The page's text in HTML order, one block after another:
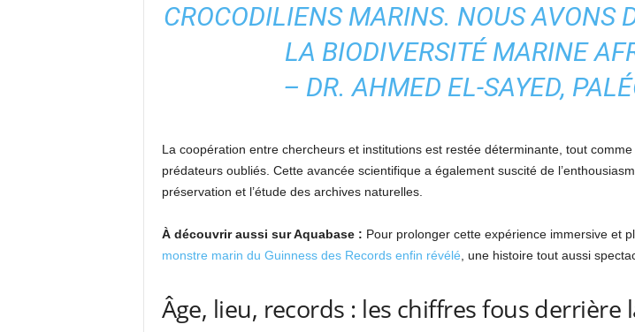
CROCODILIENS MARINS. NOUS AVONS
LA BIODIVERSITÉ MARINE
– DR. AHMED EL-SAYED,
La coopération entre chercheurs et institutions est restée déterminante, tout
prédateurs oubliés. Cette avancée scientifique a également suscité de
préservation et l’étude des archives naturelles.
À découvrir aussi sur Aquabase : Pour prolonger cette expérience immersive et
monstre marin du Guinness des Records enfin révélé , une histoire tout aussi
Âge, lieu, records : les chiffres fous